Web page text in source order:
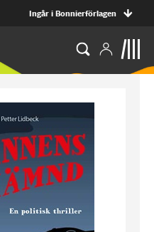
Ingår i Bonnierförlagen